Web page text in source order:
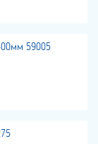
59005